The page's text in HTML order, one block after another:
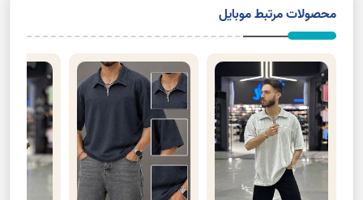
محصولات مرتبط موبایل